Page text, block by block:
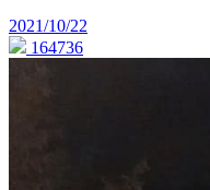
2021/10/22
164736